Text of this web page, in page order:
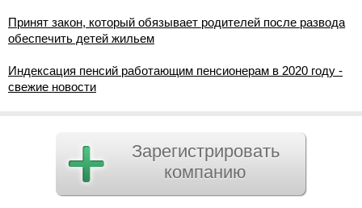
Принят закон, который обязывает родителей после развода
обеспечить детей жильем
Индексация пенсий работающим пенсионерам в 2020 году -
свежие новости
Зарегистрировать
компанию